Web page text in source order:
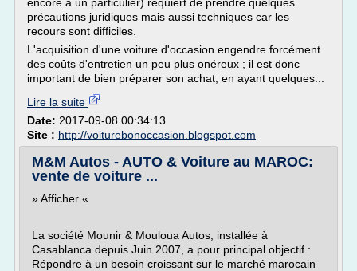
précautions juridiques mais aussi techniques car les
recours sont difficiles.
L'acquisition d'une voiture d'occasion engendre forcément
des coûts d'entretien un peu plus onéreux ; il est donc
important de bien préparer son achat, en ayant quelques...
Lire la suite
Date: 2017-09-08 00:34:13
Site : http://voiturebonoccasion.blogspot.com
M&M Autos - AUTO & Voiture au MAROC:
vente de voiture ...
» Afficher «
La société Mounir & Mouloua Autos, installée à
Casablanca depuis Juin 2007, a pour principal objectif :
Répondre à un besoin croissant sur le marché marocain